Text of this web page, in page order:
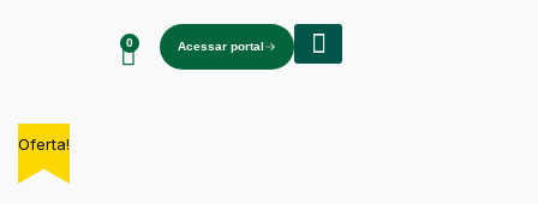
0 Acessar portal
Oferta!
Oferta!